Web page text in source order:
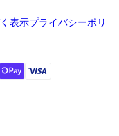
表示プライバシーポリ